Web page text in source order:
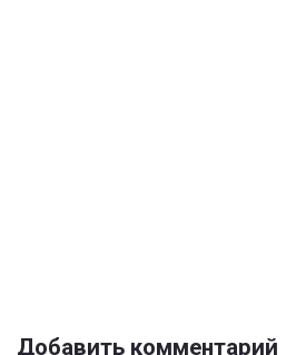
Добавить комментарий